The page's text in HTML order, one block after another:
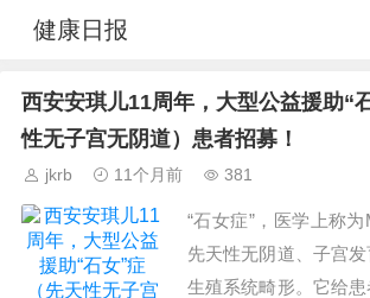
健康日报
西安安琪儿11周年，大型公益援助“
性无子宫无阴道）患者招募！
jkrb 11个月前 381
“石女症”，医学上称
先天性无阴道、子宫
生殖系统畸形。它给